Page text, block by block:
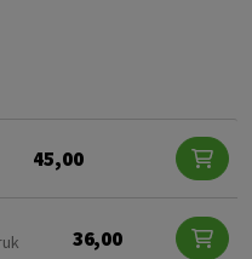
45,00
36,00